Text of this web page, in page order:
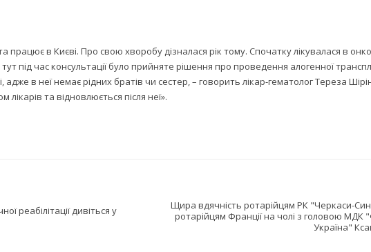
в Києві. Про свою хворобу дізналася рік тому. Спочатку лікувалася в
під час консультації було прийняте рішення про проведення алогенної
в неї немає рідних братів чи сестер, – говорить лікар-гематолог Тереза
лікарів та відновлюється після неї».
реабілітації дивіться у
Щира вдячність ротарійцям РК "Черкаси-
ротарійцям Франції на чолі з головою МДК
Україна"